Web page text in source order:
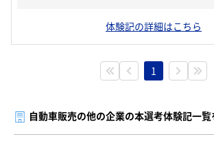
体験記の詳細はこちら
1
自動車販売の他の企業の本選考体験記一覧